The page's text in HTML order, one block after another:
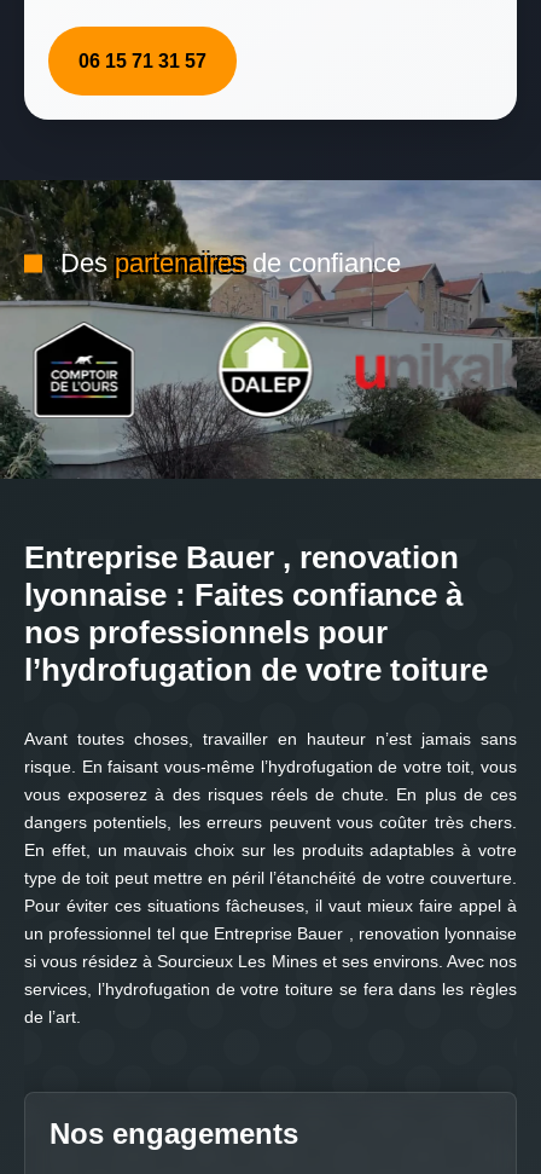
06 15 71 31 57
Despartenairesde confiance
Entreprise Bauer , renovation
lyonnaise : Faites confiance à
nos professionnels pour
l’hydrofugation de votre toiture
Avant toutes choses, travailler en hauteur n’est jamais sans
risque. En faisant vous-même l’hydrofugation de votre toit, vous
vous exposerez à des risques réels de chute. En plus de ces
dangers potentiels, les erreurs peuvent vous coûter très chers.
En effet, un mauvais choix sur les produits adaptables à votre
type de toit peut mettre en péril l’étanchéité de votre couverture.
Pour éviter ces situations fâcheuses, il vaut mieux faire appel à
un professionnel tel que Entreprise Bauer , renovation lyonnaise
si vous résidez à Sourcieux Les Mines et ses environs. Avec nos
services, l’hydrofugation de votre toiture se fera dans les règles
de l’art.
Nos engagements